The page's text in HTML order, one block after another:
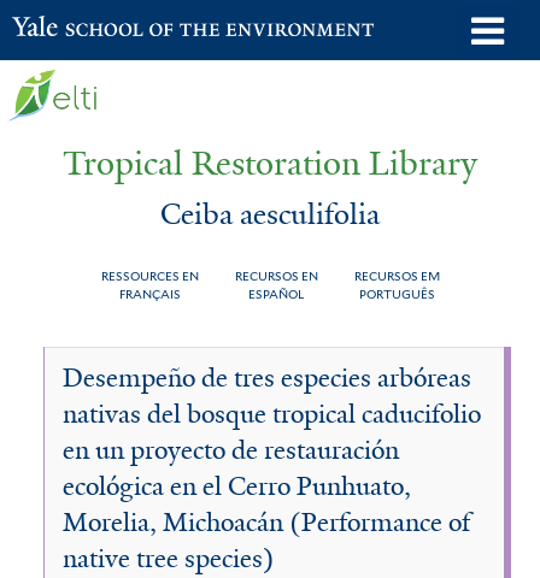
Skip
to
Yale School of the Environment
Tropical Restoration Library
Ceiba aesculifolia
RESSOURCES EN
FRANÇAIS
RECURSOS EN
ESPAÑOL
RECURSOS EM
PORTUGUÊS
You
here
Ceiba
aesculifolia
Desempeño de tres especies arbóreas
nativas del bosque tropical caducifolio
en un proyecto de restauración
ecológica en el Cerro Punhuato,
Morelia, Michoacán (Performance of
native tree species)